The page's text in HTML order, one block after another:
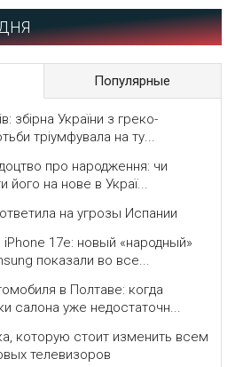
Популярные
збірна України з греко-
тріумфувала на ту...
про народження: чи
його на нове в Украї...
на угрозы Испании
iPhone 17e: новый «народный»
показали во все...
в Полтаве: когда
салона уже недостаточн...
которую стоит изменить всем
телевизоров